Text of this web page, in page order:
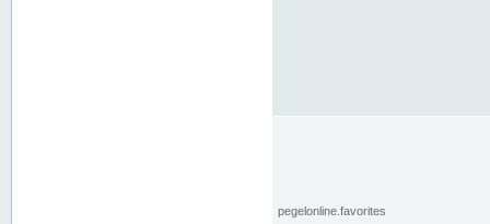
pegelonline.favorites